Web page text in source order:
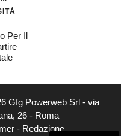
Per Il
Gfg Powerweb Srl - via
26 - Roma
- Redazione